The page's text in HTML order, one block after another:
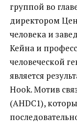
группой во
директором
человека и
Кейна и
человеческой
является
Hook. Мотив
(AHDC1),